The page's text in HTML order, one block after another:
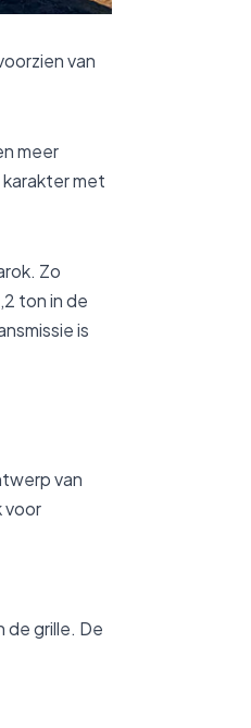
van
meer
met
Zo
ton in de
is
van
voor
grille. De